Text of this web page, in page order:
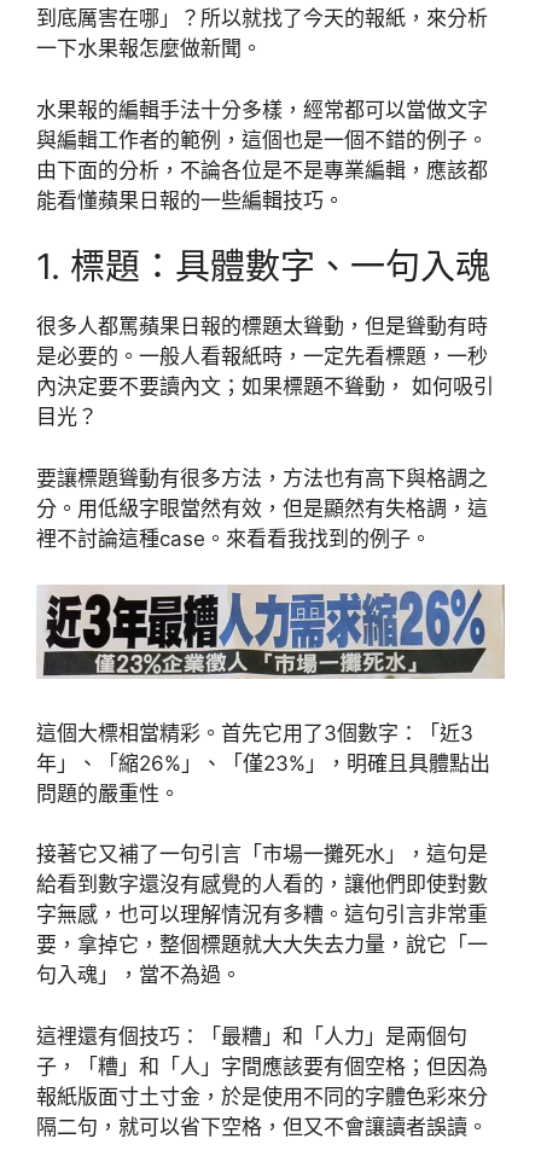
到底厲害在哪」？所以就找了今天的報紙，來分析
一下水果報怎麼做新聞。
水果報的編輯手法十分多樣，經常都可以當做文字
與編輯工作者的範例，這個也是一個不錯的例子。
由下面的分析，不論各位是不是專業編輯，應該都
能看懂蘋果日報的一些編輯技巧。
1. 標題：具體數字、一句入魂
很多人都罵蘋果日報的標題太聳動，但是聳動有時
是必要的。一般人看報紙時，一定先看標題，一秒
內決定要不要讀內文；如果標題不聳動， 如何吸引
目光？
要讓標題聳動有很多方法，方法也有高下與格調之
分。用低級字眼當然有效，但是顯然有失格調，這
裡不討論這種case。來看看我找到的例子。
這個大標相當精彩。首先它用了3個數字：「近3
年」、「縮26%」、「僅23%」，明確且具體點出
問題的嚴重性。
接著它又補了一句引言「市場一攤死水」，這句是
給看到數字還沒有感覺的人看的，讓他們即使對數
字無感，也可以理解情況有多糟。這句引言非常重
要，拿掉它，整個標題就大大失去力量，說它「一
句入魂」，當不為過。
這裡還有個技巧：「最糟」和「人力」是兩個句
子，「糟」和「人」字間應該要有個空格；但因為
報紙版面寸土寸金，於是使用不同的字體色彩來分
隔二句，就可以省下空格，但又不會讓讀者誤讀。